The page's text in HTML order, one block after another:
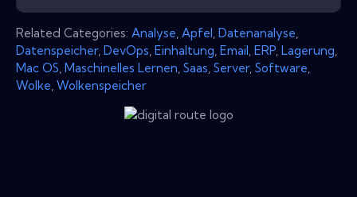
Related Categories: Analyse Apfel Datenanalyse
Datenspeicher, DevOps Einhaltung Email ERP Lagerung
Mac OS Maschinelles Lernen Saas Server, Software
Wolke Wolkenspeicher